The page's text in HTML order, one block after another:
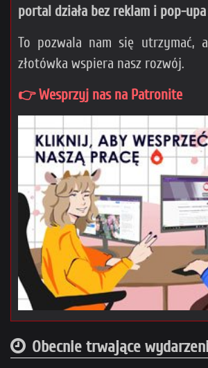
portal działa bez reklam i pop-
To pozwala nam się utrzymać,
złotówka wspiera nasz rozwój.
👉 Wesprzyj nas na Patronite
Obecnie trwające